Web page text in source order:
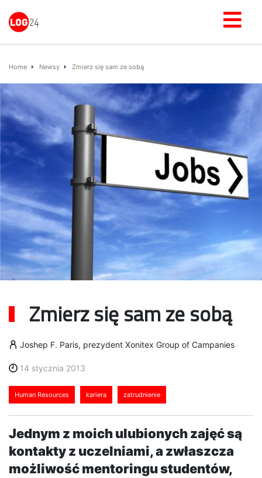
Home Newsy Zmierz się sam ze sobą
Zmierz się sam ze sobą
Joshep F. Paris, prezydent Xonitex Group of Campanies
14 stycznia 2013
Human Resources kariera zatrudnienie
Jednym z moich ulubionych zajęć są
kontakty z uczelniami, a zwłaszcza
możliwość mentoringu studentów,